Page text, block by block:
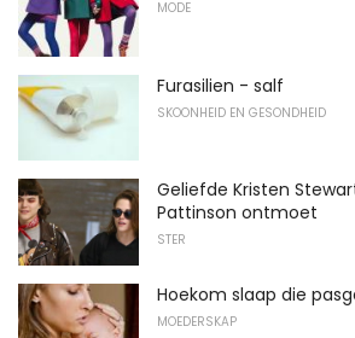
MODE
Furasilien - salf
SKOONHEID EN GESONDHEID
Geliefde Kristen
Pattinson ontmoet
STER
Hoekom slaap die
MOEDERSKAP